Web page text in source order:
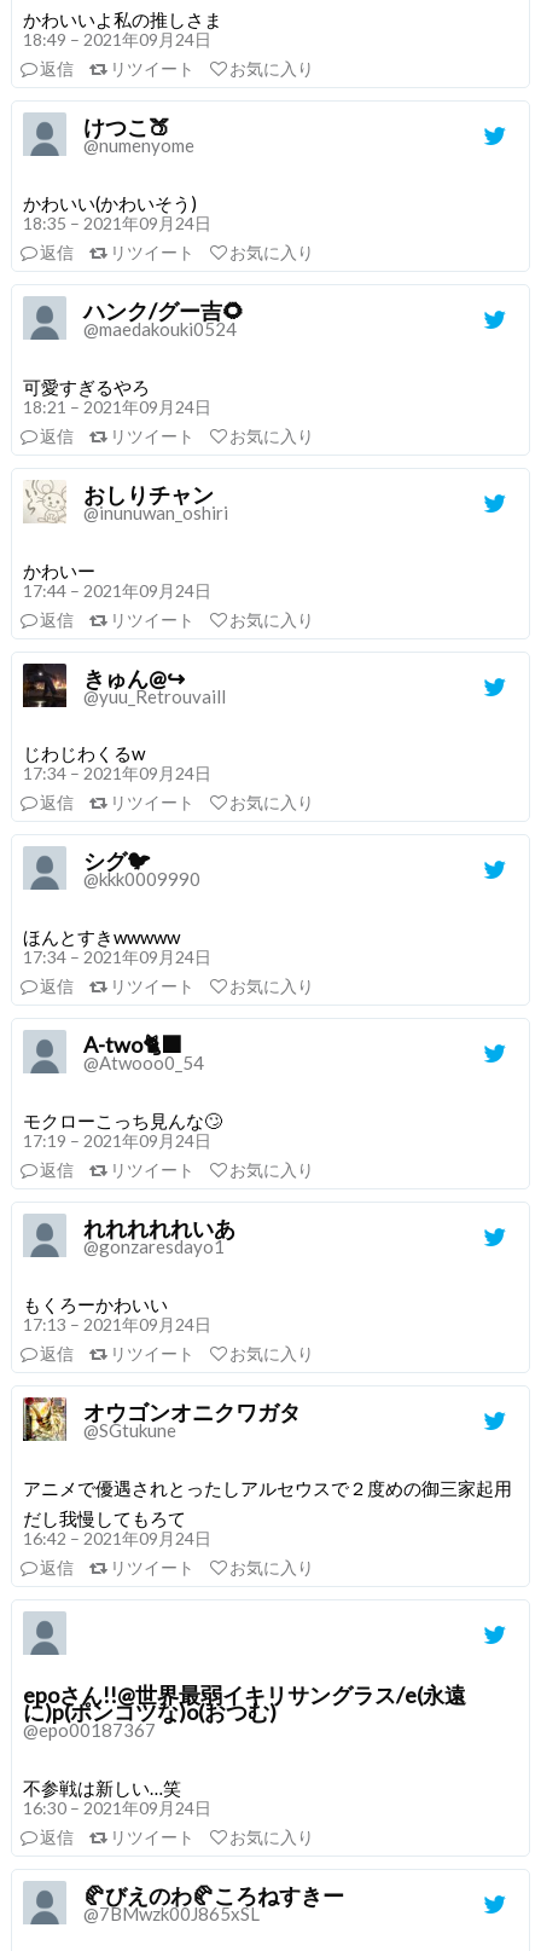
かわいいよ私の推しさま
18:49 – 2021年09月24日
返信
リツイート お気に入り
けつこ🍑
@numenyome
かわいい(かわいそう)
18:35 – 2021年09月24日
返信
リツイート お気に入り
ハンク/グー吉🌻
@maedakouki0524
可愛すぎるやろ
18:21 – 2021年09月24日
返信
リツイート お気に入り
おしりチャン
@inunuwan_oshiri
かわいー
17:44 – 2021年09月24日
返信
リツイート お気に入り
きゅん@↪
@yuu_Retrouvaill
じわじわくるw
17:34 – 2021年09月24日
返信
リツイート お気に入り
シグ🐦
@kkk0009990
ほんとすきwwwww
17:34 – 2021年09月24日
返信
リツイート お気に入り
A-two🐈‍⬛
@Atwooo0_54
モクローこっち見んな🙄
17:19 – 2021年09月24日
返信
リツイート お気に入り
れれれれれいあ
@gonzaresdayo1
もくろーかわいい
17:13 – 2021年09月24日
返信
リツイート お気に入り
オウゴンオニクワガタ
@SGtukune
アニメで優遇されとったしアルセウスで２度めの御三家起用
だし我慢してもろて
16:42 – 2021年09月24日
返信
リツイート お気に入り
epoさん!!@世界最弱イキリサングラス/e(永遠
に)p(ポンコツな)o(おつむ)
@epo00187367
不参戦は新しい…笑
16:30 – 2021年09月24日
返信
リツイート お気に入り
🥐びえのわ🥐ころねすきー
@7BMwzk00J865xSL